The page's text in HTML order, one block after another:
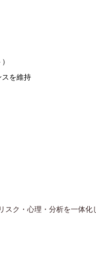
を維持
スク・心理・分析を一体化